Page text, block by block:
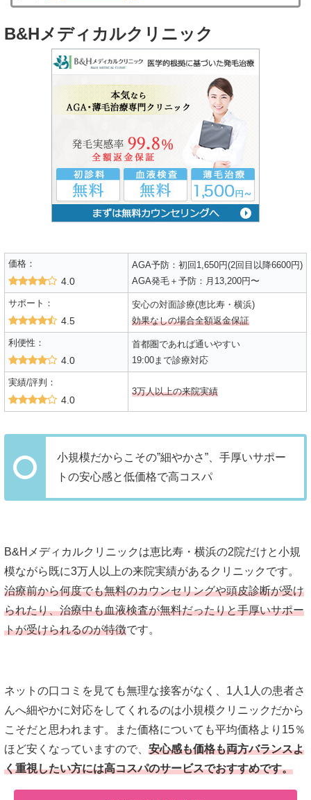
B&Hメディカルクリニック
価格：
4.0
AGA予防：初回1,650円(2回目以降6600円)
AGA発毛＋予防：月13,200円〜
サポート：
4.5
安心の対面診療(恵比寿・横浜)
効果なしの場合全額返金保証
利便性：
4.0
首都圏であれば通いやすい
19:00まで診療対応
実績/評判：
4.0
3万人以上の来院実績
小規模だからこその”細やかさ”、手厚いサポー
トの安心感と低価格で高コスパ
B&Hメディカルクリニックは恵比寿・横浜の2院だけと小規
模ながら既に3万人以上の来院実績があるクリニックです。
治療前から何度でも無料のカウンセリングや頭皮診断が受け
られたり、治療中も血液検査が無料だったりと手厚いサポー
トが受けられるのが特徴です。
ネットの口コミを見ても無理な接客がなく、1人1人の患者さ
んへ細やかに対応をしてくれるのは小規模クリニックだから
こそだと思われます。また価格についても平均価格より15％
ほど安くなっていますので、 安心感も価格も両方バランスよ
く重視したい方には高コスパのサービスでおすすめです。